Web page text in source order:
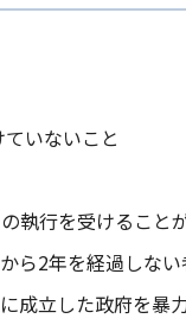
いないこと
執行を受けること
ら2年を経過しない
成立した政府を